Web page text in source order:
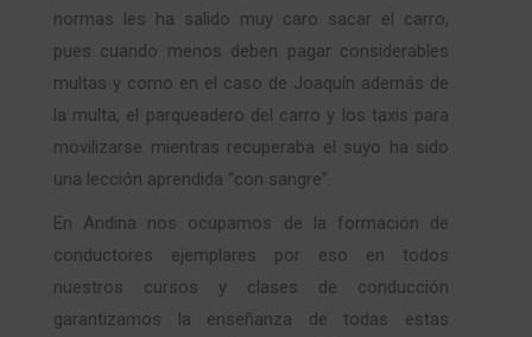
normas les ha salido muy caro sacar el carro,
pues cuando menos deben pagar considerables
multas y como en el caso de Joaquín además de
la multa, el parqueadero del carro y los taxis para
movilizarse mientras recuperaba el suyo ha sido
una lección aprendida “con sangre”.
En Andina nos ocupamos de la formación de
conductores ejemplares por eso en todos
nuestros cursos y clases de conducción
garantizamos la enseñanza de todas estas